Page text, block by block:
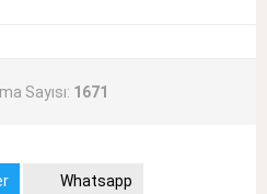
Sayısı: 1671
Whatsapp